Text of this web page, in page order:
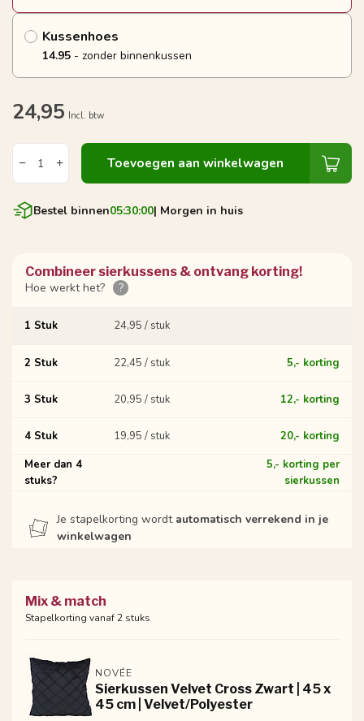
Kussenhoes
14.95 - zonder binnenkussen
24,95 Incl. btw
Toevoegen aan winkelwagen
Bestel binnen05:29:59| Morgen in huis
Combineer sierkussens & ontvang korting!
Hoe werkt het?
?
1 Stuk 24,95 / stuk
2 Stuk 22,45 / stuk 5,- korting
3 Stuk 20,95 / stuk 12,- korting
4 Stuk 19,95 / stuk
20,- korting
Meer dan 4
stuks?
5,- korting per
sierkussen
Je stapelkorting wordt automatisch verrekend in je
winkelwagen
Mix & match
Stapelkorting vanaf 2 stuks
NOVÉE
Sierkussen Velvet Cross Zwart | 45 x
45 cm | Velvet/Polyester